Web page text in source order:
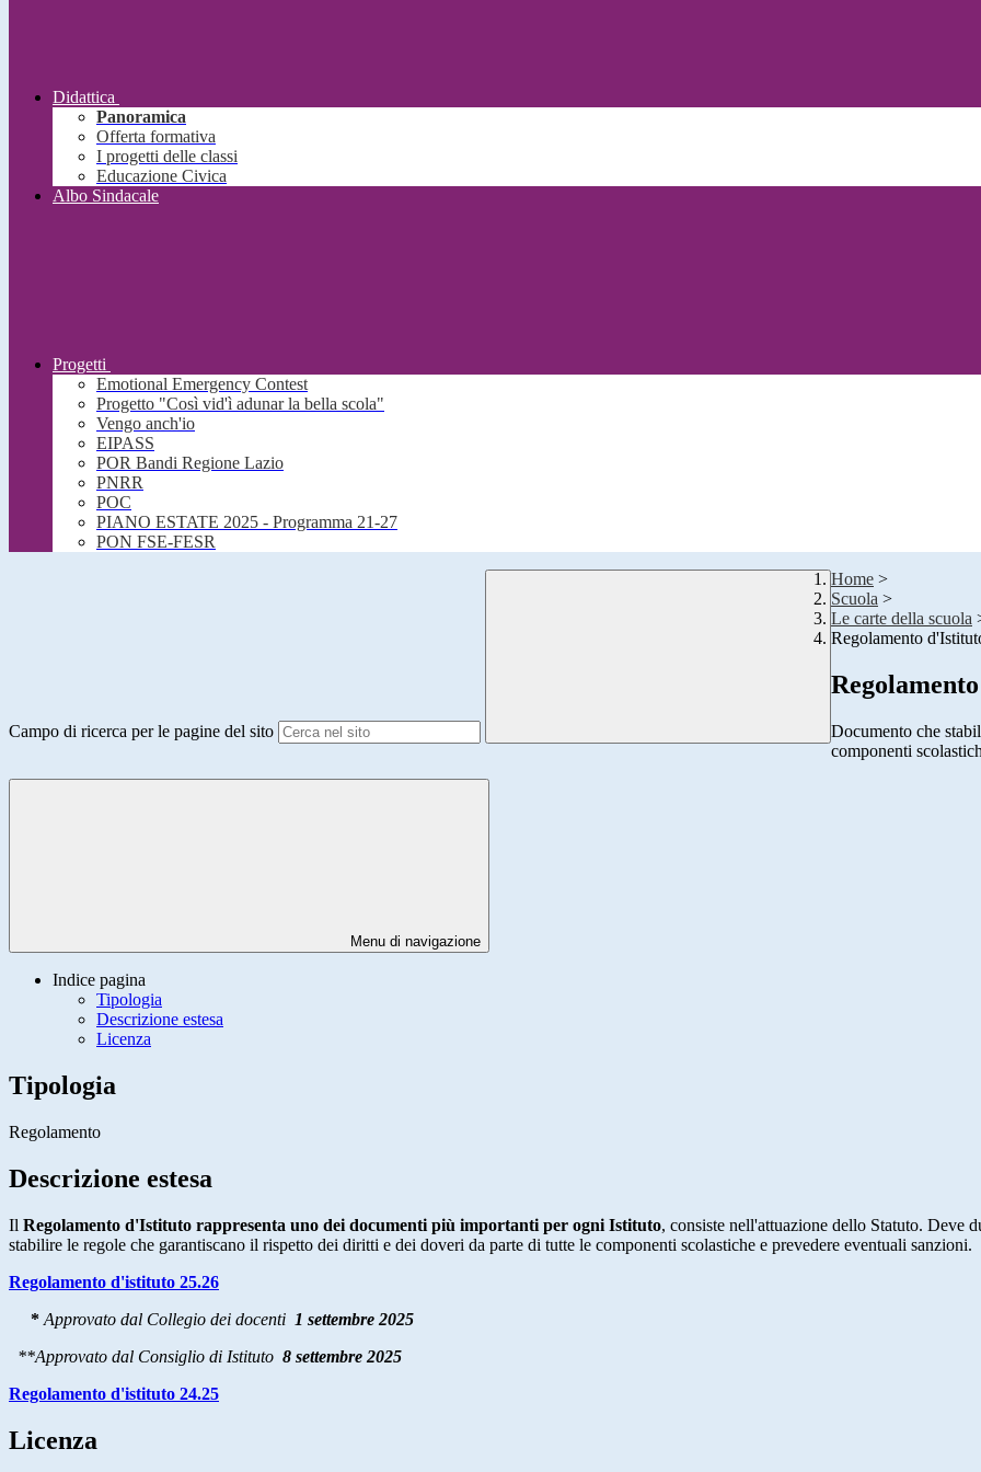
Didattica
Panoramica
Offerta formativa
I progetti delle classi
Educazione Civica
Albo Sindacale
Progetti
Emotional Emergency Contest
Progetto "Così vid'ì adunar la bella scola"
Vengo anch'io
EIPASS
POR Bandi Regione Lazio
PNRR
POC
PIANO ESTATE 2025 - Programma 21-27
PON FSE-FESR
Campo di ricerca per le pagine del sito
Home >
Scuola >
Le carte della scuola
Regolamento
Documento che
componenti
Menu di navigazione
Indice pagina
Tipologia
Descrizione estesa
Licenza
Tipologia
Regolamento
Descrizione estesa
Il Regolamento d'Istituto rappresenta uno dei documenti più importanti per ogni Istituto, consiste nell'attuazione dello Statuto. Deve
stabilire le regole che garantiscano il rispetto dei diritti e dei doveri da parte di tutte le componenti scolastiche e prevedere eventuali sanzioni.
Regolamento d'istituto 25.26
* Approvato dal Collegio dei docenti 1 settembre 2025
**Approvato dal Consiglio di Istituto 8 settembre 2025
Regolamento d'istituto 24.25
Licenza